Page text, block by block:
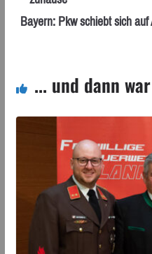
Bayern: Pkw schiebt sich
... und dann